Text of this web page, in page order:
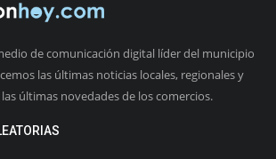
de comunicación digital líder del municipio
las últimas noticias locales, regionales y
últimas novedades de los comercios.